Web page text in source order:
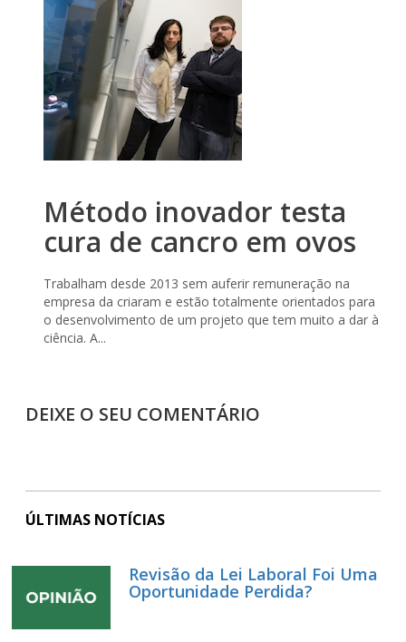
Método inovador testa
cura de cancro em ovos
Trabalham desde 2013 sem auferir remuneração na
empresa da criaram e estão totalmente orientados para
o desenvolvimento de um projeto que tem muito a dar à
ciência. A...
DEIXE O SEU COMENTÁRIO
ÚLTIMAS NOTÍCIAS
Revisão da Lei Laboral Foi Uma
Oportunidade Perdida?